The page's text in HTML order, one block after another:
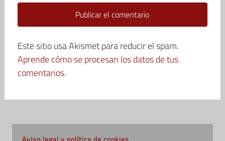
Este sitio usa Akismet para reducir el spam.
Aprende cómo se procesan los datos de tus
comentarios.